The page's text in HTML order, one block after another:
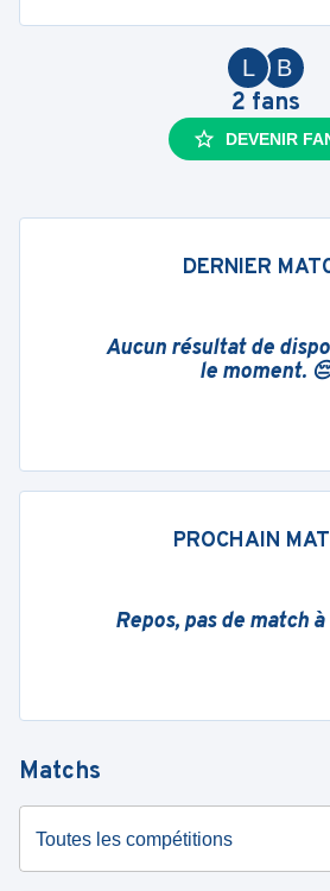
B
L
2 fans
DEVENIR
DERNIER
Aucun résultat de
le moment.
PROCHAIN
Repos, pas de match
Matchs
Toutes les compétitions